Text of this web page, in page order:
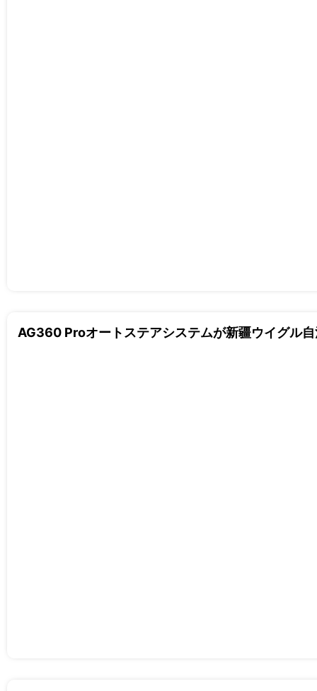
AG360 Proオートステアシステムが新疆ウイグル